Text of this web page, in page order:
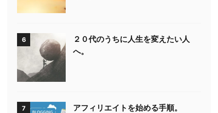
6
２０代のうちに人生を変えたい人
へ。
7 アフィリエイトを始める手順。